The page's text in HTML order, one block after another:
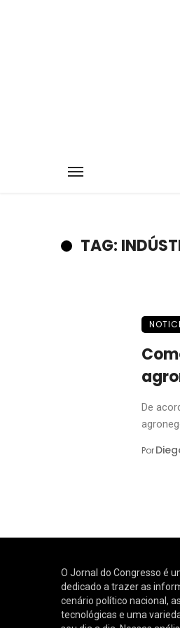
TAG:
De
Por
O Jornal do Congresso é
dedicado a trazer as
cenário político nacional,
tecnológicas e uma